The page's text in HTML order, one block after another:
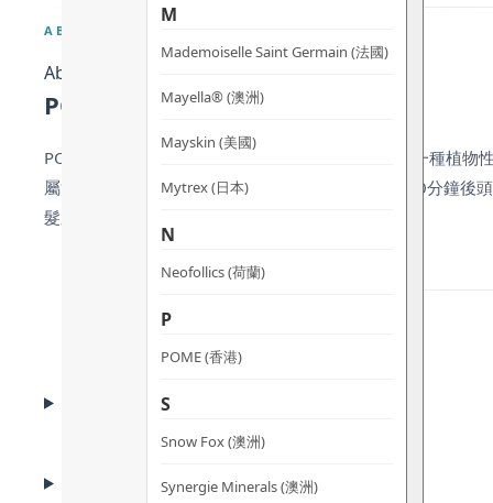
M
Mademoiselle Saint Germain (法國)
Mayella® (澳洲)
Mayskin (美國)
Mytrex (日本)
N
Neofollics (荷蘭)
P
POME (香港)
S
Snow Fox (澳洲)
Synergie Minerals (澳洲)
ABOUT
About
POLLUSTOP®專利抗污染
POLLUSTOP®（INCI：Biosaccharide Gum-4）是一種植物
屬污染物黏附於頭髮和頭皮。臨床實證顯示使用約20分鐘後
髮膜使用也不會減低功效。